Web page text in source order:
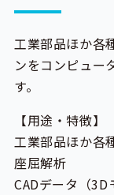
工業部品ほか各
ンをコンピュー
す。
【用途・特徴】
工業部品ほか各
座屈解析
CADデータ（